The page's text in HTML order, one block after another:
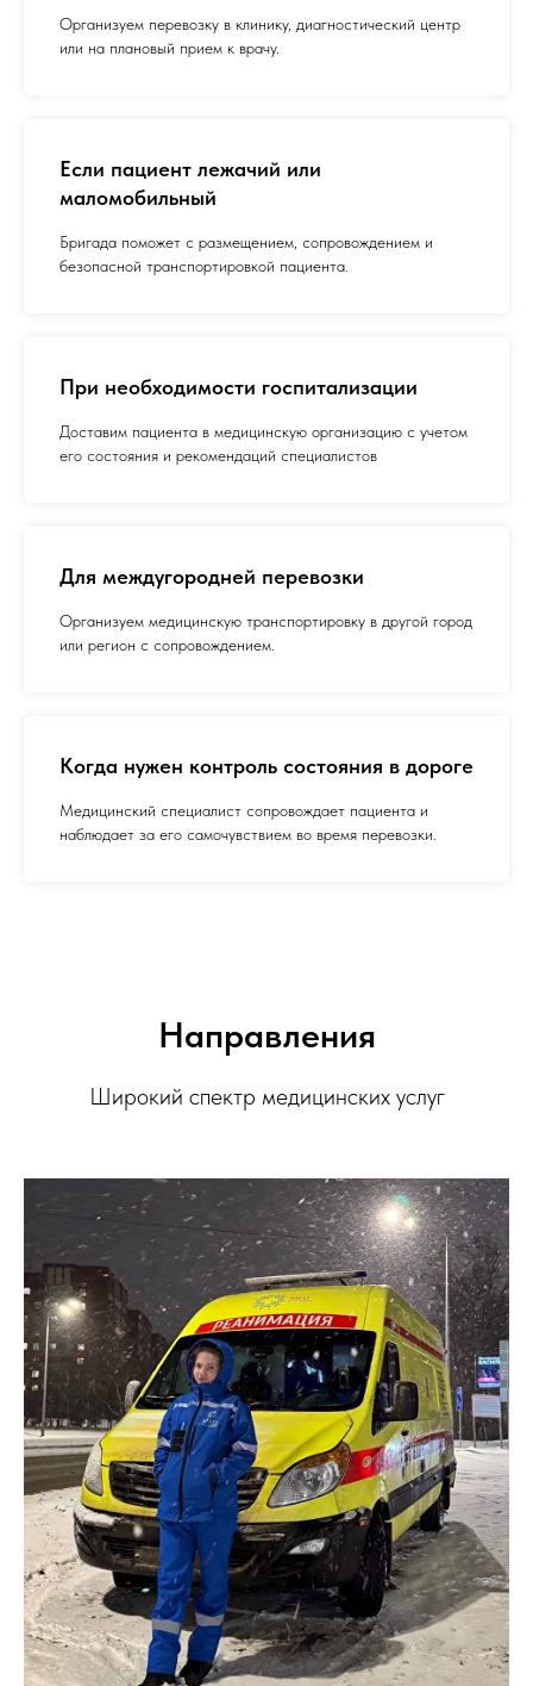
Организуем перевозку в клинику, диагностический центр
или на плановый прием к врачу.
Если пациент лежачий или
маломобильный
Бригада поможет с размещением, сопровождением и
безопасной транспортировкой пациента.
При необходимости госпитализации
Доставим пациента в медицинскую организацию с учетом
его состояния и рекомендаций специалистов
Для междугородней перевозки
Организуем медицинскую транспортировку в другой город
или регион с сопровождением.
Когда нужен контроль состояния в дороге
Медицинский специалист сопровождает пациента и
наблюдает за его самочувствием во время перевозки.
Направления
Широкий спектр медицинских услуг